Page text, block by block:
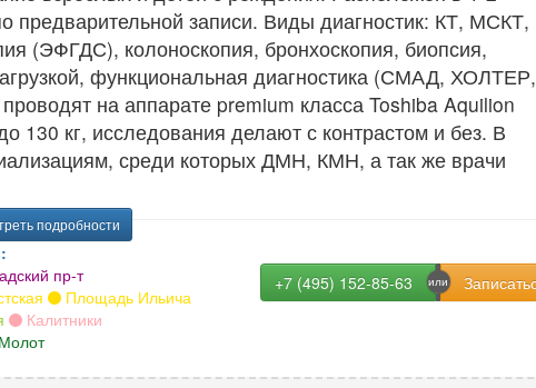
записи. Виды диагностик: КТ, МСКТ,
(ЭФГДС), колоноскопия, бронхоскопия, биопсия,
функциональная диагностика (СМАД, ХОЛТЕР,
на аппарате premium класса Toshiba Aquilion
130 кг, исследования делают с контрастом и без. В
среди которых ДМН, КМН, а так же врачи
подробности
пр-т
Площадь Ильича
Калитники
+7 (495) 152-85-63